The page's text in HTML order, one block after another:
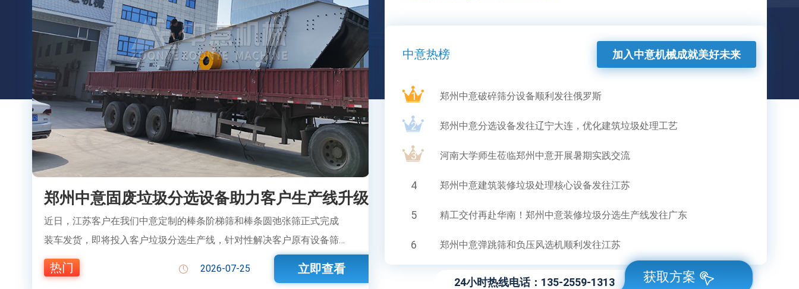
郑州中意固废垃圾分选设备助力客户生产线升级
近日，江苏客户在我们中意定制的棒条阶梯筛和棒条圆弛张筛正式完成
装车发货，即将投入客户垃圾分选生产线，针对性解决客户原有设备筛
分不彻底的生产难题，助力客
热门 立即查看
2026-07-25
中意热榜 加入中意机械成就美好未来
1 郑州中意破碎筛分设备顺利发往俄罗斯
2 郑州中意分选设备发往辽宁大连，优化建筑垃圾处理工艺
3 河南大学师生莅临郑州中意开展暑期实践交流
4 郑州中意建筑装修垃圾处理核心设备发往江苏
5 精工交付再赴华南！郑州中意装修垃圾分选生产线发往广东
6 郑州中意弹跳筛和负压风选机顺利发往江苏
24小时热线电话： 135-2559-1313 获取方案